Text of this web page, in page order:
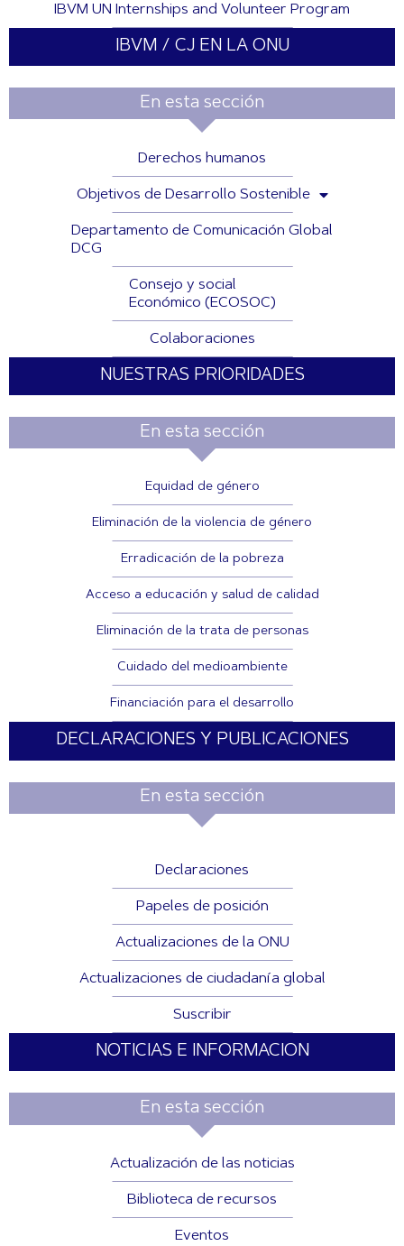
IBVM UN Internships and Volunteer Program
IBVM / CJ EN LA ONU
En esta sección
Derechos humanos
Objetivos de Desarrollo Sostenible
Departamento de Comunicación Global
DCG
Consejo y social
Económico (ECOSOC)
Colaboraciones
NUESTRAS PRIORIDADES
En esta sección
Equidad de género
Eliminación de la violencia de género
Erradicación de la pobreza
Acceso a educación y salud de calidad
Eliminación de la trata de personas
Cuidado del medioambiente
Financiación para el desarrollo
DECLARACIONES Y PUBLICACIONES
En esta sección
Declaraciones
Papeles de posición
Actualizaciones de la ONU
Actualizaciones de ciudadanía global
Suscribir
NOTICIAS E INFORMACION
En esta sección
Actualización de las noticias
Biblioteca de recursos
Eventos